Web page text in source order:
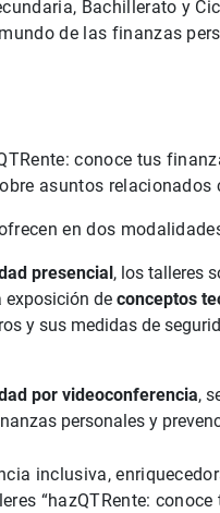
Bachillerato y
de las finanzas
conoce tus
asuntos
en dos
presencial, los talleres
exposición de conceptos
y sus medidas de
por videoconferencia,
personales y
inclusiva,
“hazQTRente: